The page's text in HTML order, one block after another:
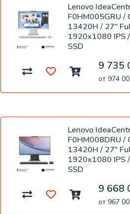
Lenovo
F0HM005GRU /
13420H / 27"
1920x1080 IPS
SSD
9 735
от 974
Lenovo
F0HM008DRU /
13420H / 27"
1920x1080 IPS
SSD
9 668
от 967